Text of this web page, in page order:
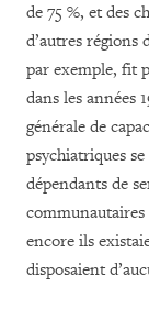
de 75 %, et des
d’autres régions
par exemple, fit
dans les années
générale de
psychiatriques
dépendants de
encore ils
disposaient